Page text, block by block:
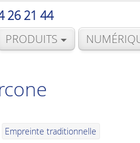
26 21 44
PRODUITS
Empreinte traditionnelle